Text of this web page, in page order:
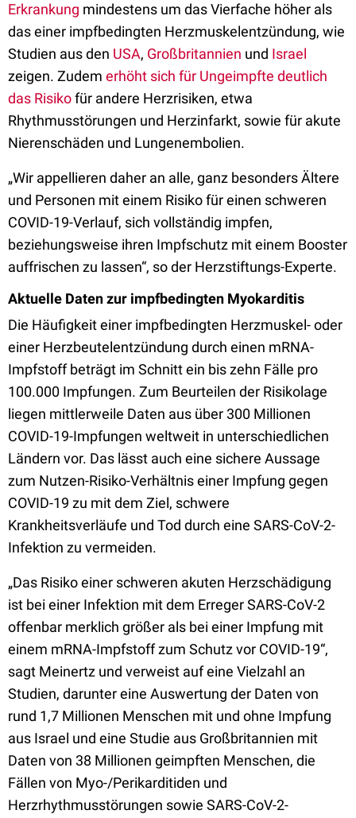
Erkrankung mindestens um das Vierfache höher als
das einer impfbedingten Herzmuskelentzündung, wie
Studien aus den USA, Großbritannien und Israel
zeigen. Zudem erhöht sich für Ungeimpfte deutlich
das Risikofür andere Herzrisiken, etwa
Rhythmusstörungen und Herzinfarkt, sowie für akute
Nierenschäden und Lungenembolien.
„Wir appellieren daher an alle, ganz besonders Ältere
und Personen mit einem Risiko für einen schweren
COVID-19-Verlauf, sich vollständig impfen,
beziehungsweise ihren Impfschutz mit einem Booster
auffrischen zu lassen“, so der Herzstiftungs-Experte.
Aktuelle Daten zur impfbedingten Myokarditis
Die Häufigkeit einer impfbedingten Herzmuskel- oder
einer Herzbeutelentzündung durch einen mRNA-
Impfstoff beträgt im Schnitt ein bis zehn Fälle pro
100.000 Impfungen. Zum Beurteilen der Risikolage
liegen mittlerweile Daten aus über 300 Millionen
COVID-19-Impfungen weltweit in unterschiedlichen
Ländern vor. Das lässt auch eine sichere Aussage
zum Nutzen-Risiko-Verhältnis einer Impfung gegen
COVID-19 zu mit dem Ziel, schwere
Krankheitsverläufe und Tod durch eine SARS-CoV-2-
Infektion zu vermeiden.
„Das Risiko einer schweren akuten Herzschädigung
ist bei einer Infektion mit dem Erreger SARS-CoV-2
offenbar merklich größer als bei einer Impfung mit
einem mRNA-Impfstoff zum Schutz vor COVID-19“,
sagt Meinertz und verweist auf eine Vielzahl an
Studien, darunter eine Auswertung der Daten von
rund 1,7 Millionen Menschen mit und ohne Impfung
aus Israel und eine Studie aus Großbritannien mit
Daten von 38 Millionen geimpften Menschen, die
Fällen von Myo-/Perikarditiden und
Herzrhythmusstörungen sowie SARS-CoV-2-